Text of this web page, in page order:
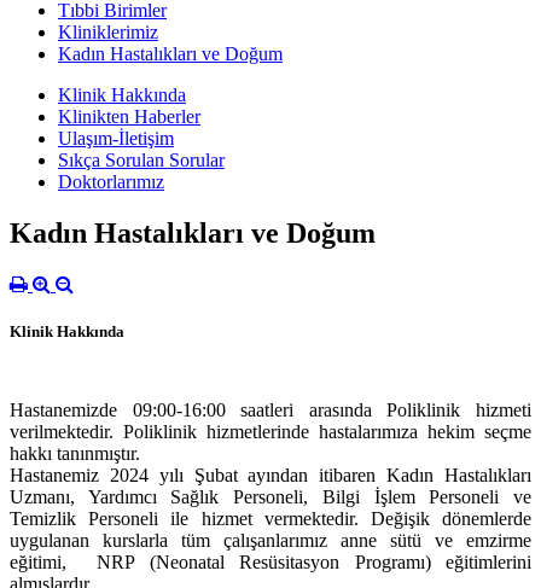
Tıbbi Birimler
Kliniklerimiz
Kadın Hastalıkları ve Doğum
Klinik Hakkında
Klinikten Haberler
Ulaşım-İletişim
Sıkça Sorulan Sorular
Doktorlarımız
Kadın Hastalıkları ve Doğum
Klinik Hakkında
Hastanemizde 09:00-16:00 saatleri arasında Poliklinik hizmeti
verilmektedir. Poliklinik hizmetlerinde hastalarımıza hekim seçme
hakkı tanınmıştır.
Hastanemiz 2024 yılı Şubat ayından itibaren Kadın Hastalıkları
Uzmanı, Yardımcı Sağlık Personeli, Bilgi İşlem Personeli ve
Temizlik Personeli ile hizmet vermektedir. Değişik dönemlerde
uygulanan kurslarla tüm çalışanlarımız anne sütü ve emzirme
eğitimi, NRP (Neonatal Resüsitasyon Programı) eğitimlerini
almışlardır.